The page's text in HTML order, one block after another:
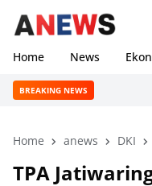
Home News
BREAKING NEWS
Home anews DKI
TPA